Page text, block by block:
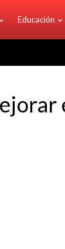
Educación